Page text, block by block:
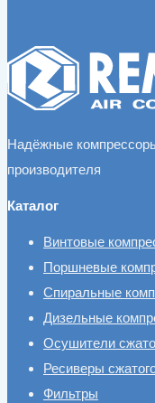
Надёжные
производителя
Каталог
Винтовые
Поршневые
Спиральные
Дизельные
Осушители
Ресиверы
Фильтры